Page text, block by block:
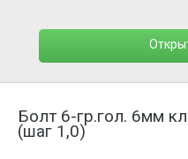
Болт 6-гр.гол. 6мм
(шаг 1,0)